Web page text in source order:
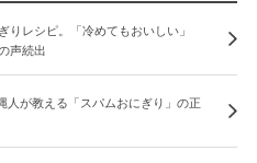
りレシピ。「冷めてもおいしい」
声続出
人が教える「スパムおにぎり」の正